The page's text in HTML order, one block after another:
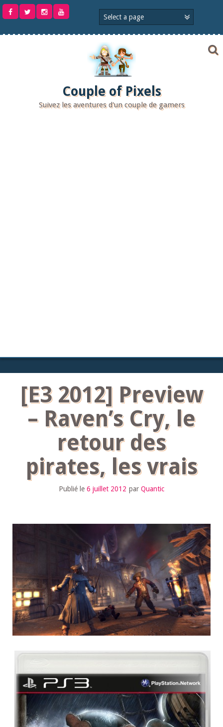
Aller
Couple of Pixels
Suivez les aventures d'un couple de gamers
[E3 2012] Preview
– Raven’s Cry, le
retour des
pirates, les vrais
Publié le 6 juillet 2012 par Quantic